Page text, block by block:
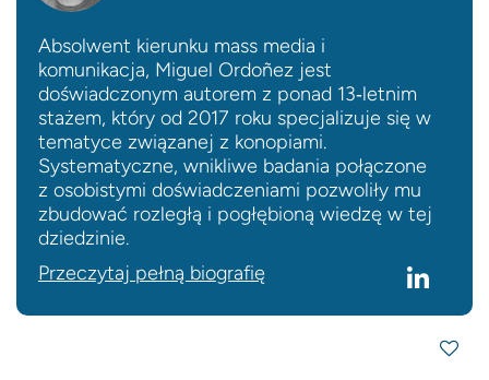
Absolwent kierunku mass media i
komunikacja, Miguel Ordoñez jest
doświadczonym autorem z ponad 13‑letnim
stażem, który od 2017 roku specjalizuje się w
tematyce związanej z konopiami.
Systematyczne, wnikliwe badania połączone
z osobistymi doświadczeniami pozwoliły mu
zbudować rozległą i pogłębioną wiedzę w tej
dziedzinie.
Przeczytaj pełną biografię